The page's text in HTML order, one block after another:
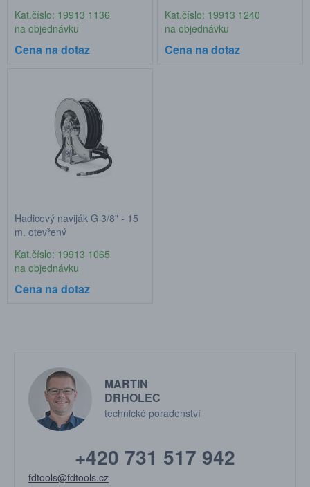
Kat.číslo: 19913 1136
na objednávku
Cena na dotaz
Kat.číslo: 19913 1240
na objednávku
Cena na dotaz
Hadicový naviják G 3/8" - 15
m, otevřený
Kat.číslo: 19913 1065
na objednávku
Cena na dotaz
MARTIN
DRHOLEC
technické poradenství
+420 731 517 942
fdtools@fdtools.cz